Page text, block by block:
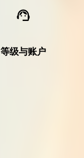
等级与账户